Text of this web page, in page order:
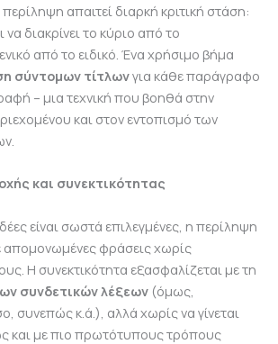
περίληψη απαιτεί διαρκή κριτική στάση:
διακρίνει το κύριο από το
από το ειδικό. Ένα χρήσιμο βήμα
σύντομων τίτλωνγια κάθε παράγραφο
– μια τεχνική που βοηθά στην
και στον εντοπισμό των
και συνεκτικότητας
είναι σωστά επιλεγμένες, η περίληψη
απομονωμένες φράσεις χωρίς
Η συνεκτικότητα εξασφαλίζεται με τη
συνδετικών λέξεων (όμως,
συνεπώς κ.ά.), αλλά χωρίς να γίνεται
και με πιο πρωτότυπους τρόπους